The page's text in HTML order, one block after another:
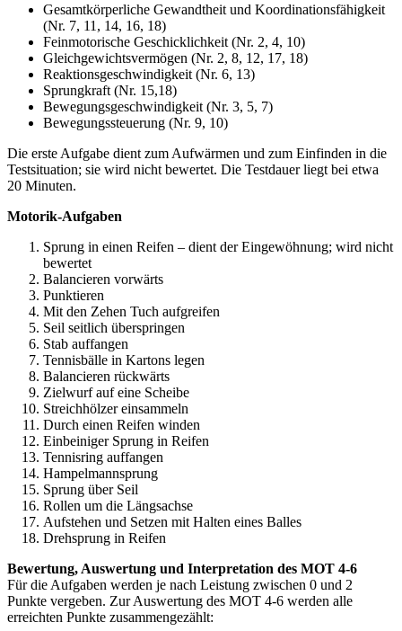
Gesamtkörperliche Gewandtheit und Koordinationsfähigkeit
(Nr. 7, 11, 14, 16, 18)
Feinmotorische Geschicklichkeit (Nr. 2, 4, 10)
Gleichgewichtsvermögen (Nr. 2, 8, 12, 17, 18)
Reaktionsgeschwindigkeit (Nr. 6, 13)
Sprungkraft (Nr. 15,18)
Bewegungsgeschwindigkeit (Nr. 3, 5, 7)
Bewegungssteuerung (Nr. 9, 10)
Die erste Aufgabe dient zum Aufwärmen und zum Einfinden in die
Testsituation; sie wird nicht bewertet. Die Testdauer liegt bei etwa
20 Minuten.
Motorik-Aufgaben
Sprung in einen Reifen – dient der Eingewöhnung; wird nicht
bewertet
Balancieren vorwärts
Punktieren
Mit den Zehen Tuch aufgreifen
Seil seitlich überspringen
Stab auffangen
Tennisbälle in Kartons legen
Balancieren rückwärts
Zielwurf auf eine Scheibe
Streichhölzer einsammeln
Durch einen Reifen winden
Einbeiniger Sprung in Reifen
Tennisring auffangen
Hampelmannsprung
Sprung über Seil
Rollen um die Längsachse
Aufstehen und Setzen mit Halten eines Balles
Drehsprung in Reifen
Bewertung, Auswertung und Interpretation des MOT 4-6
Für die Aufgaben werden je nach Leistung zwischen 0 und 2
Punkte vergeben. Zur Auswertung des MOT 4-6 werden alle
erreichten Punkte zusammengezählt: